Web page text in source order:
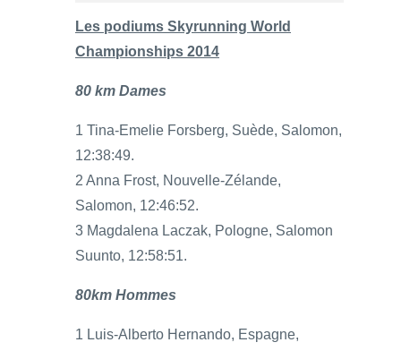
Les podiums Skyrunning World
Championships 2014
80 km Dames
1 Tina-Emelie Forsberg, Suède, Salomon,
12:38:49.
2 Anna Frost, Nouvelle-Zélande,
Salomon, 12:46:52.
3 Magdalena Laczak, Pologne, Salomon
Suunto, 12:58:51.
80km Hommes
1 Luis-Alberto Hernando, Espagne,